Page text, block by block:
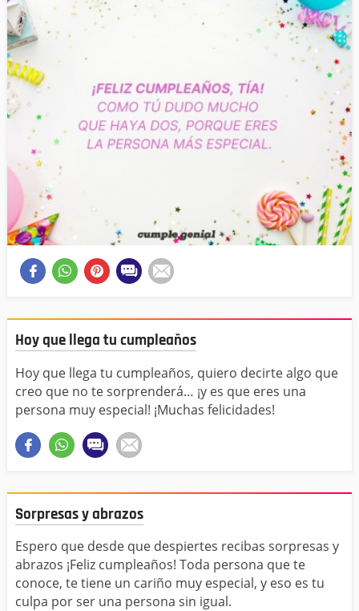
Hoy que llega tu cumpleaños
Hoy que llega tu cumpleaños, quiero decirte algo que
creo que no te sorprenderá… ¡y es que eres una
persona muy especial! ¡Muchas felicidades!
Sorpresas y abrazos
Espero que desde que despiertes recibas sorpresas y
abrazos ¡Feliz cumpleaños! Toda persona que te
conoce, te tiene un cariño muy especial, y eso es tu
culpa por ser una persona sin igual.